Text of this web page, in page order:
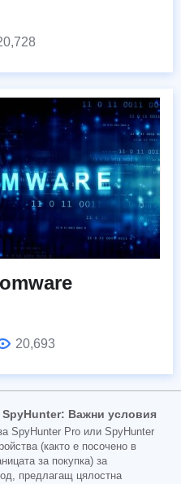
20,693
SpyHunter: Важни условия
SpyHunter Pro или SpyHunter
(както е посочено в
за покупка) за
предлагащ цялостна